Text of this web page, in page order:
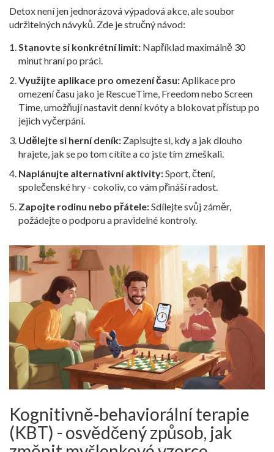
Detox není jen jednorázová výpadová akce, ale soubor
udržitelných návyků. Zde je stručný návod:
Stanovte si konkrétní limit: Například maximálně 30
minut hraní po práci.
Využijte aplikace pro omezení času: Aplikace pro
omezení času jako je RescueTime, Freedom nebo Screen
Time, umožňují nastavit denní kvóty a blokovat přístup po
jejich vyčerpání.
Udělejte si herní deník: Zapisujte si, kdy a jak dlouho
hrajete, jak se po tom cítíte a co jste tím zmeškali.
Naplánujte alternativní aktivity:Sport, čtení,
společenské hry - cokoliv, co vám přináší radost.
Zapojte rodinu nebo přátele:Sdílejte svůj záměr,
požádejte o podporu a pravidelné kontroly.
Kognitivně‑behaviorální terapie
(KBT) - osvědčený způsob, jak